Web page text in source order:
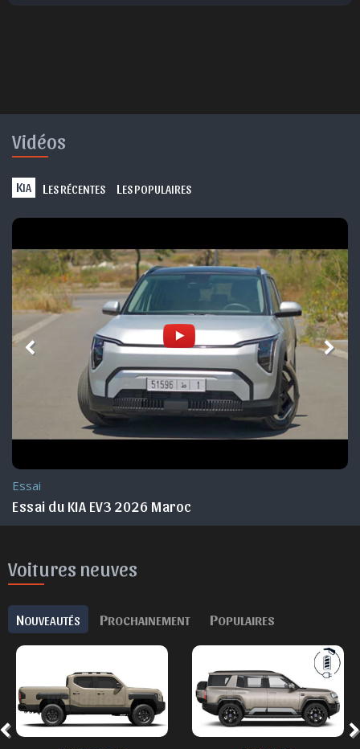
Vidéos
KIA L ES RÉCENTES L ES POPULAIRES
Essai
Essai du KIA EV3 2026 Maroc
Voitures neuves
NOUVEAUTÉS PROCHAINEMENT POPULAIRES